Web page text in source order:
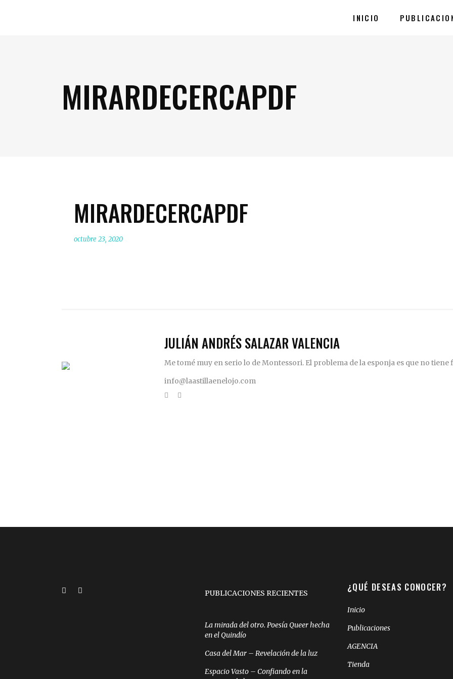
INICIO
MIRARDECERCAPDF
MIRARDECERCAPDF
octubre 23, 2020
JULIÁN ANDRÉS SALAZAR VALENCIA
Me tomé muy en serio lo de Montessori. El problema de la esponja es que no tiene
info@laastillaenelojo.com
PUBLICACIONES RECIENTES
La mirada del otro. Poesía Queer hecha
en el Quindío
Casa del Mar – Revelación de la luz
Espacio Vasto – Confiando en la
¿QUÉ DESEAS CONOCER?
Inicio
Publicaciones
AGENCIA
Tienda